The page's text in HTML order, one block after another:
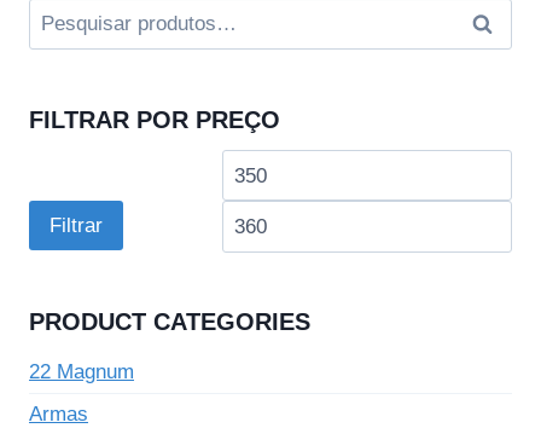
Pesquisar
por:
FILTRAR POR PREÇO
Preço
Filtrar
PRODUCT CATEGORIES
22 Magnum
Armas